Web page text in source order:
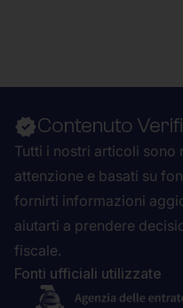
Contenuto
Tutti i nostri articoli sono
attenzione e basati su
fornirti informazioni
aiutarti a prendere
fiscale.
Fonti ufficiali utilizzate